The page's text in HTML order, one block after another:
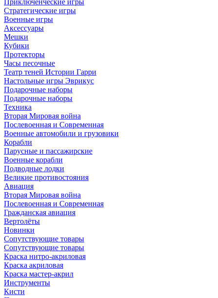
Приключенческие игры
Стратегические игры
Военные игры
Аксессуары
Мешки
Кубики
Протекторы
Часы песочные
Театр теней Истории Гарри
Настольные игры Эврикус
Подарочные наборы
Подарочные наборы
Техника
Вторая Мировая война
Послевоенная и Современная
Военные автомобили и грузовики
Корабли
Парусные и пассажирские
Военные корабли
Подводные лодки
Великие противостояния
Авиация
Вторая Мировая война
Послевоенная и Современная
Гражданская авиация
Вертолёты
Новинки
Сопутствующие товары
Сопутствующие товары
Краска нитро-акриловая
Краска акриловая
Краска мастер-акрил
Инструменты
Кисти